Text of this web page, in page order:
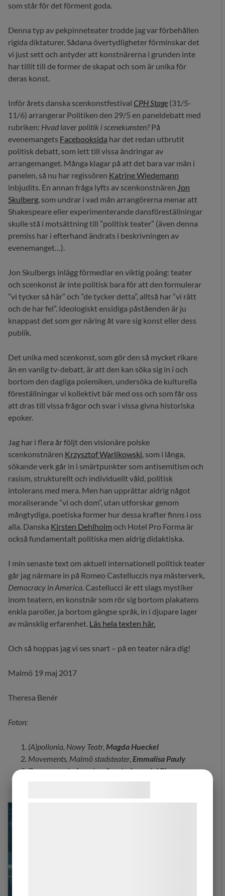
som står för det förment goda.
Denna typ av pekpinneteater trodde jag var förbehållen
rigida diktaturer. Sådana övertydligheter förminskar det
vi just sett och antyder att konstnärerna i grunden inte
har tillit till de former de skapat och som är unika för
deras konst.
Inför årets danska scenkonstfestival CPH Stage (31/5-
11/6) arrangerar Politiken den 29/5 en paneldebatt med
rubriken: Hvad laver politik i scenekunsten? På
evenemangets Facebooksida har det redan utbrutit
politisk debatt, som lett till vissa ändringar av
arrangemanget. Många klagar på att det bara var män i
panelen, så nu har regissören Katrine Wiedemann
inbjudits. En annan fråga lyfts av scenkonstnären Jon
Skulberg, som undrar i vad mån arrangörerna menar att
Shakespeare eller experimenterande dansföreställningar
skulle stå i motsättning till ”politisk teater” (även denna
premiss har i efterhand ändrats i beskrivningen av
evenemanget…).
Jon Skulbergs inlägg förmedlar en viktig poäng: teater
och scenkonst är inte politisk bara för att den formulerar
”vi tycker så här” och ”de tycker detta”, alltså har ”vi rätt
och de har fel”. Ideologiskt ensidiga påståenden är ju
knappast det som ger näring åt vare sig konst eller dess
publik.
Det unika med scenkonst, som gör den så mycket rikare
än en vanlig tv-debatt, är att den kan söka sig in i och
bortom den dagliga polemiken, undersöka de kulturella
föreställningar vi kollektivt bär med oss och som får oss
att dras till vissa frågor och svar i vissa givna historiska
epoker.
Jag har i flera år följt den visionäre polske
scenkonstnären Krzysztof Warlikowski, som i långa,
sökande verk går in i smärtpunkter som antisemitism och
rasism, strukturellt och individuellt våld, politisk
intolerans med mera. Men han upprättar aldrig något
moraliserande ”vi och dom”, utan utforskar genom
mångtydiga, poetiska former hur dessa krafter finns i oss
alla. Danska Kirsten Dehlholm och Hotel Pro Forma är
också fundamentalt politiska men aldrig didaktiska.
I min senaste text om aktuell internationell politisk teater
går jag närmare in på Romeo Castelluccis nya mästerverk,
Democracy in America. Castellucci är ett slags mystiker
inom teatern, en konstnär som rör sig bortom plakatens
enkla paroller, ja bortom gängse språk, in i djupare lager
av mänsklig erfarenhet. Läs hela texten här.
Och så hoppas jag vi ses snart – på en teater nära dig!
Malmö 19 maj 2017
Theresa Benér
Foton:
(A)pollonia, Nowy Teatr, Magda Hueckel
Movements, Malmö stadsteater, Emmalisa Pauly
Democracy in America, Sanzio,Luca del Pia